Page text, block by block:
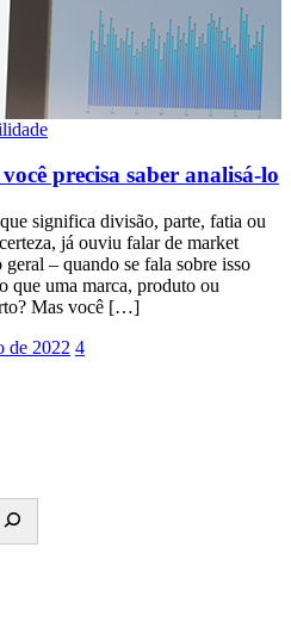
precisa saber analisá-lo
significa divisão, parte, fatia ou
já ouviu falar de market
– quando se fala sobre isso
que uma marca, produto ou
Mas você […]
de 2022 4